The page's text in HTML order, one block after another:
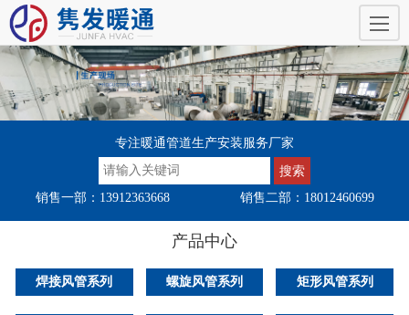
专注暖通管道生产安装服务厂家
销售一部：13912363668 销售二部：18012460699
产品中心
焊接风管系列 螺旋风管系列 矩形风管系列